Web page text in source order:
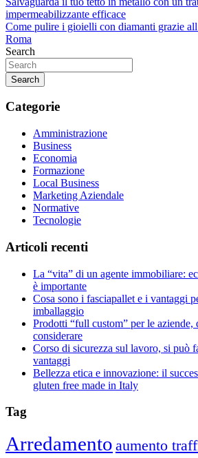
Navigazione
articoli
impermeabilizzante efficace
Come pulire i gioielli con diamanti grazie
Roma
Search
Search
Categorie
Amministrazione
Business
Economia
Formazione
Local Business
Marketing Aziendale
Normative
Tecnologie
Articoli recenti
La “vita” di un agente immobiliare:
è importante
Cosa sono i fasciapallet e i vantaggi
imballaggio
Prodotti “full custom” per le aziende,
considerare
Corso di sicurezza sul lavoro, si può
vantaggi
Bellezza etica e innovazione: il
gluten free made in Italy
Tag
Arredamento aumento